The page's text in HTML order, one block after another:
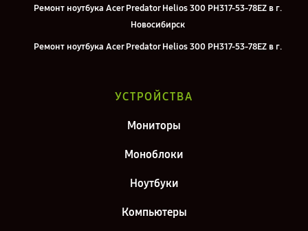
Ремонт ноутбука Acer Predator Helios 300 PH317-53-78EZ в г.
Новосибирск
Ремонт ноутбука Acer Predator Helios 300 PH317-53-78EZ в г.
Екатеринбург
Ремонт ноутбука Acer Predator Helios 300 PH317-53-78EZ в г. Казань
УСТРОЙСТВА
Мониторы
Моноблоки
Ноутбуки
Компьютеры